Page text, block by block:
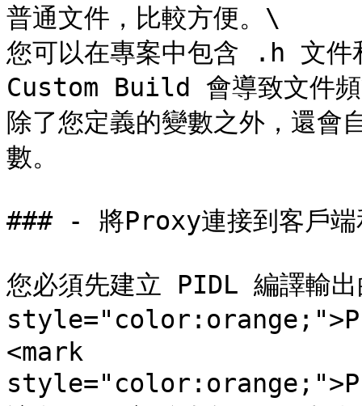
普通文件，比較方便。\
您可以在專案中包含 .h 文
Custom Build 會導致文件
除了您定義的變數之外，還
數。
### - 將Proxy連接到客戶端
您必須先建立 PIDL 編譯輸
<mark